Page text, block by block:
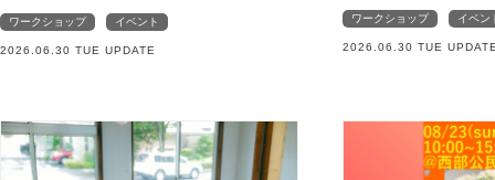
ワークショップ イベント
2026.06.30 TUE UPDATE
ワークショップ イベン
2026.06.30 TUE